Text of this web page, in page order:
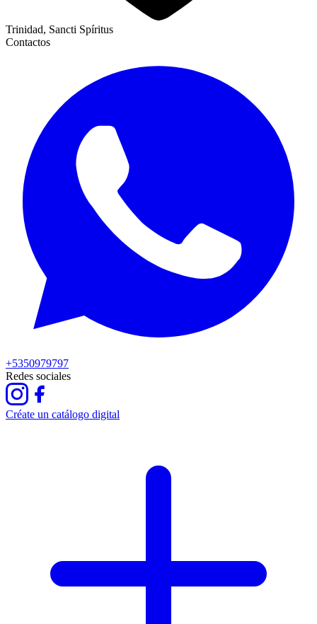
Trinidad, Sancti Spíritus
Contactos
+5350979797
Redes sociales
Créate un catálogo digital